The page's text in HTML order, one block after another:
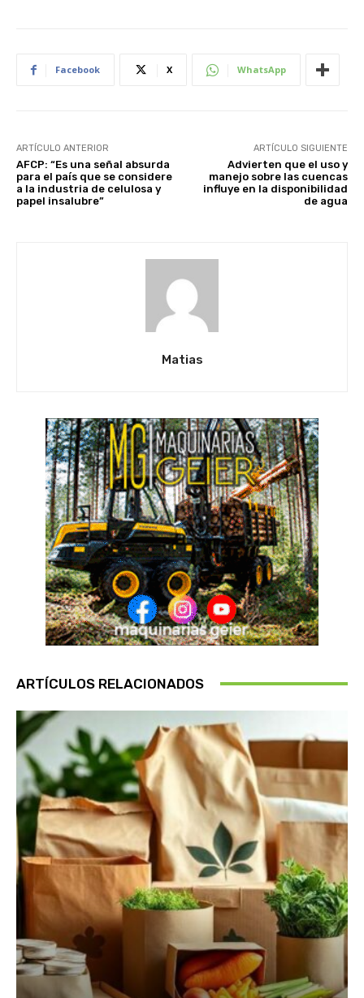
Facebook X WhatsApp
ARTÍCULO ANTERIOR
AFCP: “Es una señal absurda
para el país que se considere
a la industria de celulosa y
papel insalubre”
ARTÍCULO SIGUIENTE
Advierten que el uso y
manejo sobre las cuencas
influye en la disponibilidad
de agua
Matias
ARTÍCULOS RELACIONADOS